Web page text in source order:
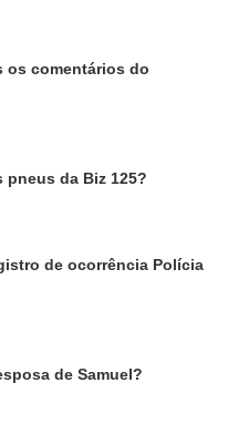
os comentários do
pneus da Biz 125?
de ocorrência Polícia
de Samuel?